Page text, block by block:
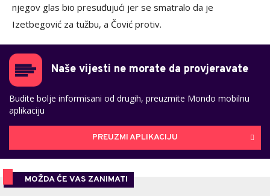
njegov glas bio presuđujući jer se smatralo da je
Izetbegović za tužbu, a Čović protiv.
Naše vijesti ne morate da provjeravate
Budite bolje informisani od drugih, preuzmite Mondo mobilnu
aplikaciju
PREUZMI APLIKACIJU
MOŽDA ĆE VAS ZANIMATI